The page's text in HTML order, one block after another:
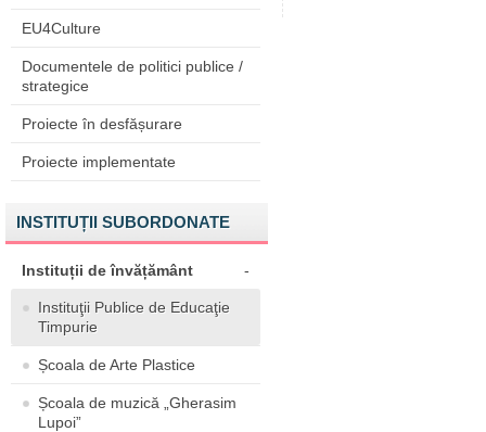
EU4Culture
Documentele de politici publice /
strategice
Proiecte în desfășurare
Proiecte implementate
INSTITUȚII SUBORDONATE
Instituții de învățământ -
Instituţii Publice de Educaţie
Timpurie
Școala de Arte Plastice
Școala de muzică „Gherasim
Lupoi”